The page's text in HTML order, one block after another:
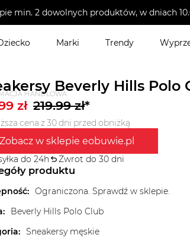
min. 2 dowolnych produktów, w dniach
Marki Trendy
Beverly Hills Polo
HANDLOWA
zł 219.99zł*
cena z 30 dni przed obniżką
Zobacz w sklepie eobuwie.pl
do 24h Zwrot do 30 dni
produktu
: Ograniczona. Sprawdź w sklepie.
:
Beverly Hills Polo Club
: Sneakersy męskie